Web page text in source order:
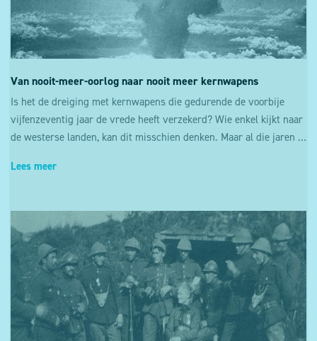
Van nooit-meer-oorlog naar nooit meer kernwapens
Is het de dreiging met kernwapens die gedurende de voorbije
vijfenzeventig jaar de vrede heeft verzekerd? Wie enkel kijkt naar
de westerse landen, kan dit misschien denken. Maar al die jaren is er op veel andere plaatsen oorlog gevoerd, ondanks een indrukwekkend arsenaal aan kernbommen. Daarbij was een kernoorlog soms heel dichtbij.
Lees meer